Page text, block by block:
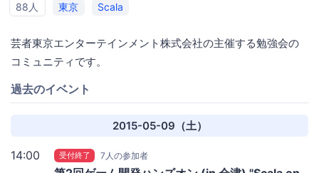
88人 東京 Scala
芸者東京エンターテインメント株式会社の主催する勉強会の
コミュニティです。
過去のイベント
2015-05-09（土）
14:00 受付終了 7人の参加者